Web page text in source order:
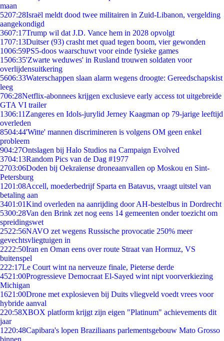
maan
5207:28Israël meldt dood twee militairen in Zuid-Libanon, vergelding
aangekondigd
3607:17Trump wil dat J.D. Vance hem in 2028 opvolgt
1707:13Duitser (93) crasht met quad tegen boom, vier gewonden
1006:59PS5-doos waarschuwt voor einde fysieke games
1506:35'Zwarte weduwes' in Rusland trouwen soldaten voor
overlijdensuitkering
5606:33Waterschappen slaan alarm wegens droogte: Gereedschapskist
leeg
706:28Netflix-abonnees krijgen exclusieve early access tot uitgebreide
GTA VI trailer
1306:11 Zangeres en Idols-jurylid Jerney Kaagman op 79-jarige leeftijd
overleden
8504:44'Witte' mannen discrimineren is volgens OM geen enkel
probleem
904:27Ontslagen bij Halo Studios na Campaign Evolved
3704:13Random Pics van de Dag #1977
2703:06Doden bij Oekraïense droneaanvallen op Moskou en Sint-
Petersburg
1201:08Accell, moederbedrijf Sparta en Batavus, vraagt uitstel van
betaling aan
3401:01Kind overleden na aanrijding door AH-bestelbus in Dordrecht
5300:28Van den Brink zet nog eens 14 gemeenten onder toezicht om
spreidingswet
2522:56NAVO zet wegens Russische provocatie 250% meer
gevechtsvliegtuigen in
2222:50Iran en Oman eens over route Straat van Hormuz, VS
buitenspel
222:17Le Court wint na nerveuze finale, Pieterse derde
4521:00Progressieve Democraat El-Sayed wint nipt voorverkiezing
Michigan
1621:00Drone met explosieven bij Duits vliegveld voedt vrees voor
hybride aanval
220:58XBOX platform krijgt zijn eigen "Platinum" achievements dit
jaar
1220:48Capibara's lopen Braziliaans parlementsgebouw Mato Grosso
binnen